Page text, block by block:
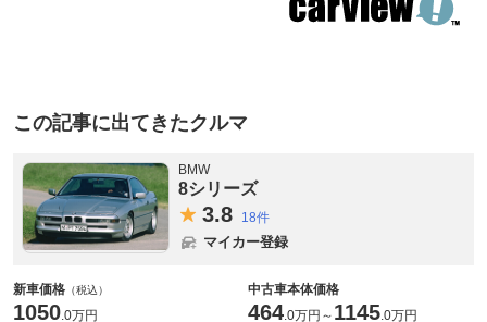
この記事に出てきたクルマ
BMW
8シリーズ
3.8 18件
マイカー登録
新車価格 （税込）
1050 0万円
中古車本体価格
464 0万円 ～ 1145 0万円